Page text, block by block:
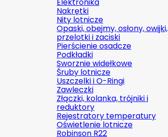
Nakrętki
Nity lotnicze
Opaski, obejmy, osłony, owijki,
przelotki i zaciski
Pierścienie osadcze
Podkładki
Sworznie widełkowe
Śruby lotnicze
Uszczelki i O-Ringi
Zawleczki
Złączki, kolanka, trójniki i
reduktory
Rejestratory temperatury
Oświetlenie lotnicze
Robinson R22